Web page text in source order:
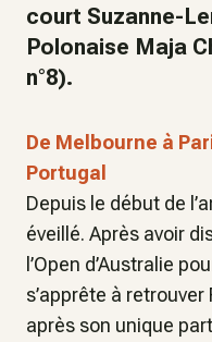
court Suzanne-
Polonaise Maja
n°8).
De Melbourne à
Portugal
Depuis le début de
éveillé. Après avoir
l’Open d’Australie
s’apprête à
après son unique